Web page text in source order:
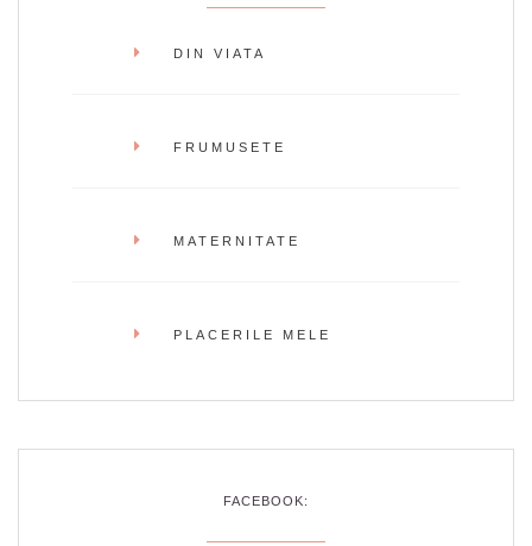
DIN VIATA
FRUMUSETE
MATERNITATE
PLACERILE MELE
FACEBOOK: